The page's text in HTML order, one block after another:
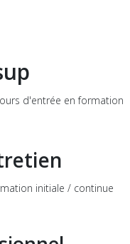
d'entrée en formation
initiale / continue